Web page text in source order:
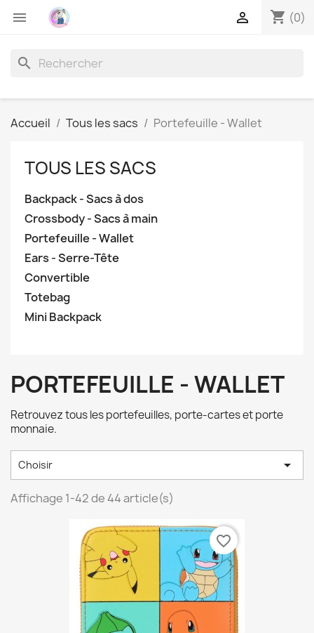
 shopping_cart (0)

search
Accueil Tous les sacs Portefeuille - Wallet
TOUS LES SACS
Backpack - Sacs à dos
Crossbody - Sacs à main
Portefeuille - Wallet
Ears - Serre-Tête
Convertible
Totebag
Mini Backpack
PORTEFEUILLE - WALLET
Retrouvez tous les portefeuilles, porte-cartes et porte
monnaie.
Choisir 
Affichage 1-42 de 44 article(s)
favorite_border